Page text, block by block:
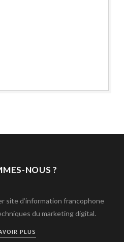
NOUS ?
site d’information francophone
du marketing digital.
PLUS